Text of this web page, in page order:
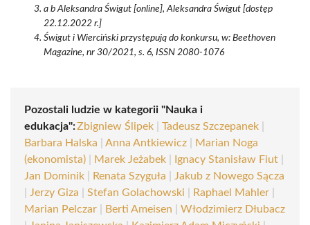
a b Aleksandra Świgut [online], Aleksandra Świgut [dostęp
22.12.2022 r.]
Świgut i Wierciński przystępują do konkursu, w: Beethoven
Magazine, nr 30/2021, s. 6, ISSN 2080-1076
Pozostali ludzie w kategorii "Nauka i
edukacja":Zbigniew Ślipek Tadeusz Szczepanek
Barbara Halska
Anna Antkiewicz
Marian Noga
(ekonomista)
Marek Jeżabek Ignacy Stanisław Fiut
Jan Dominik
Renata Szyguła
Jakub z Nowego Sącza
Jerzy Giza Stefan Golachowski Raphael Mahler
Marian Pelczar
Berti Ameisen
Włodzimierz Dłubacz